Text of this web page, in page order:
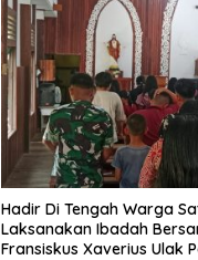
Hadir Di Tengah Warga
Laksanakan Ibadah
Fransiskus Xaverius Ulak